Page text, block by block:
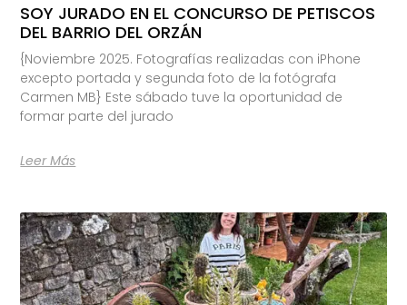
SOY JURADO EN EL CONCURSO DE PETISCOS
DEL BARRIO DEL ORZÁN
{Noviembre 2025. Fotografías realizadas con iPhone
excepto portada y segunda foto de la fotógrafa
Carmen MB} Este sábado tuve la oportunidad de
formar parte del jurado
Leer Más